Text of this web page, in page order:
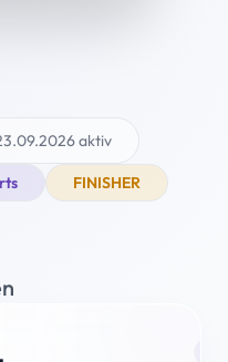
aktiv
FINISHER